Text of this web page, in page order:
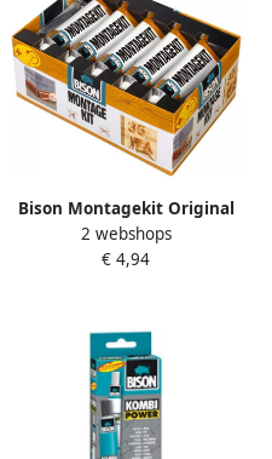
Bison Montagekit Original
Tub 125G*15 Nlfr 1306018
2 webshops
€ 4,94